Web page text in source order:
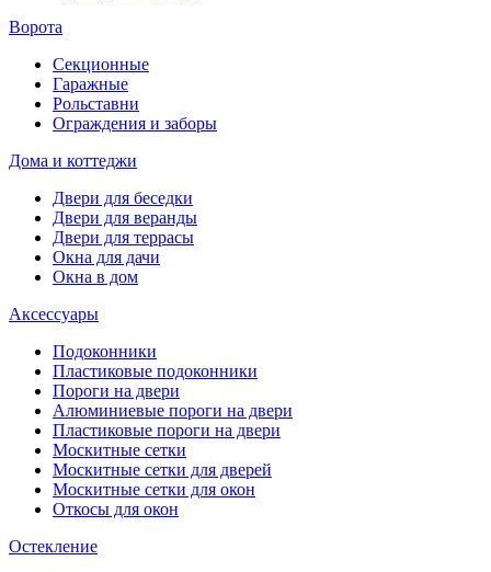
Ворота
Секционные
Гаражные
Рольставни
Ограждения и заборы
Дома и коттеджи
Двери для беседки
Двери для веранды
Двери для террасы
Окна для дачи
Окна в дом
Аксессуары
Подоконники
Пластиковые подоконники
Пороги на двери
Алюминиевые пороги на двери
Пластиковые пороги на двери
Москитные сетки
Москитные сетки для дверей
Москитные сетки для окон
Откосы для окон
Остекление